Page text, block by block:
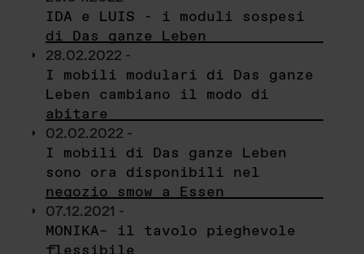
IDA e LUIS - i moduli sospesi
di Das ganze Leben
28.02.2022 -
I mobili modulari di Das ganze
Leben cambiano il modo di
abitare
02.02.2022 -
I mobili di Das ganze Leben
sono ora disponibili nel
negozio smow a Essen
07.12.2021 -
MONIKA– il tavolo pieghevole
flessibile